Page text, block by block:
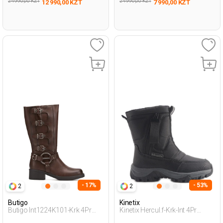
12 990,00 KZT 7 990,00 KZT
2 - 17%
Butigo
Butigo Int1224K101-Krk 4Pr
2 - 53%
Kinetix
Kinetix Hercul.f-Krk-Int 4Pr